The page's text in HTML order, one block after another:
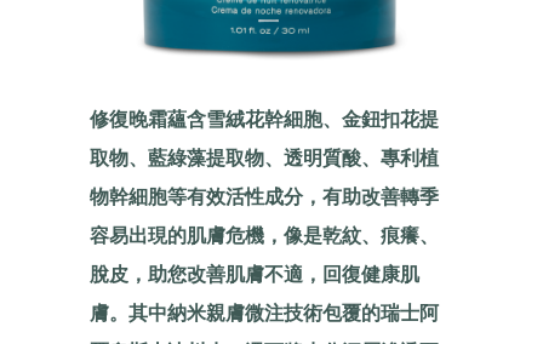
修復晚霜蘊含雪絨花幹細胞、金鈕扣花提
取物、藍綠藻提取物、透明質酸、專利植
物幹細胞等有效活性成分，有助改善轉季
容易出現的肌膚危機，像是乾紋、痕癢、
脫皮，助您改善肌膚不適，回復健康肌
膚。其中納米親膚微注技術包覆的瑞士阿